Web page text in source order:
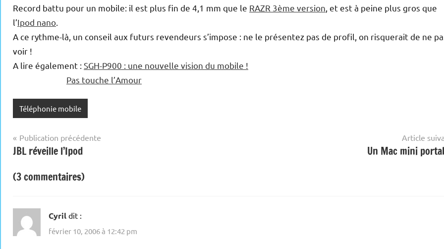
Record battu pour un mobile: il est plus fin de 4,1 mm que le RAZR 3ème version , et est à peine plus gros que
l’Ipod nano
A ce rythme-là, un conseil aux futurs revendeurs s’impose : ne le présentez pas de profil, on risquerait de ne
voir !
A lire également : SGH-P900 : une nouvelle vision du mobile !
Pas touche l’Amour
Téléphonie mobile
Navigation
de
l’article
Publication précédente
JBL réveille l’Ipod
Article
Un Mac mini
(3 commentaires)
Cyril dit :
février 10, 2006 à 12:42 pm